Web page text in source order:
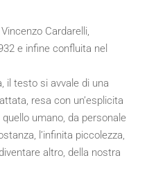
Cardarelli,
e infine confluita nel
il testo si avvale di una
resa con un’esplicita
umano, da personale
l’infinita piccolezza,
altro, della nostra